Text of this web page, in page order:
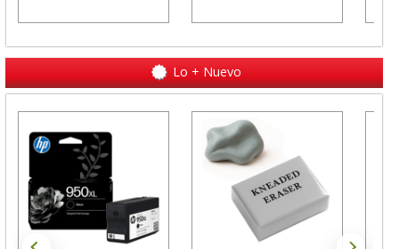
Lo + Nuevo